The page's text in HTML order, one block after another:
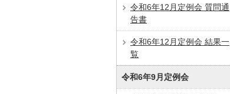
令和6年12月定例会 質問通
告書
令和6年12月定例会 結果一
覧
令和6年9月定例会